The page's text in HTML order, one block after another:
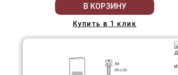
В КОРЗИНУ
Купить в 1 клик